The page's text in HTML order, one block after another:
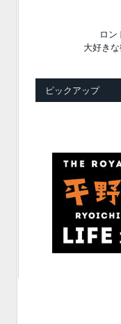
ロン
大好き
ピックアップ